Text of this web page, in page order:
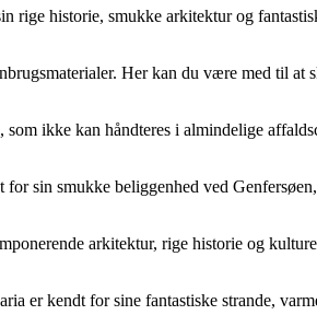
historie, smukke arkitektur og
Her kan du være med til at
ikke kan håndteres i almindelige
sin smukke beliggenhed ved
arkitektur, rige historie og
er kendt for sine fantastiske strande,